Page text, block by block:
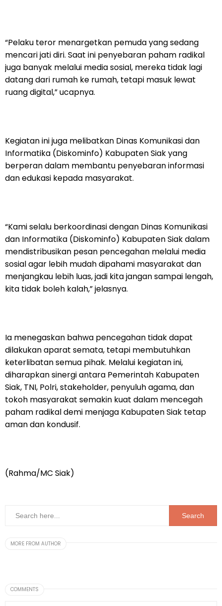
“Pelaku teror menargetkan pemuda yang sedang
mencari jati diri. Saat ini penyebaran paham radikal
juga banyak melalui media sosial, mereka tidak lagi
datang dari rumah ke rumah, tetapi masuk lewat
ruang digital,” ucapnya.
Kegiatan ini juga melibatkan Dinas Komunikasi dan
Informatika (Diskominfo) Kabupaten Siak yang
berperan dalam membantu penyebaran informasi
dan edukasi kepada masyarakat.
“Kami selalu berkoordinasi dengan Dinas Komunikasi
dan Informatika (Diskominfo) Kabupaten Siak dalam
mendistribusikan pesan pencegahan melalui media
sosial agar lebih mudah dipahami masyarakat dan
menjangkau lebih luas, jadi kita jangan sampai lengah,
kita tidak boleh kalah,” jelasnya.
Ia menegaskan bahwa pencegahan tidak dapat
dilakukan aparat semata, tetapi membutuhkan
keterlibatan semua pihak. Melalui kegiatan ini,
diharapkan sinergi antara Pemerintah Kabupaten
Siak, TNI, Polri, stakeholder, penyuluh agama, dan
tokoh masyarakat semakin kuat dalam mencegah
paham radikal demi menjaga Kabupaten Siak tetap
aman dan kondusif.
(Rahma/MC Siak)
MORE FROM AUTHOR
COMMENTS